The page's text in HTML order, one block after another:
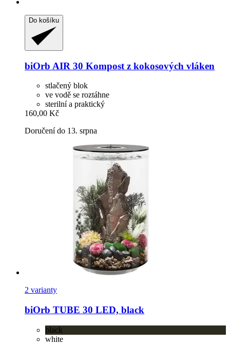
Do košíku
biOrb AIR 30 Kompost z kokosových vláken
stlačený blok
ve vodě se roztáhne
sterilní a praktický
160,00 Kč
Doručení do 13. srpna
2 varianty
biOrb TUBE 30 LED, black
black
white